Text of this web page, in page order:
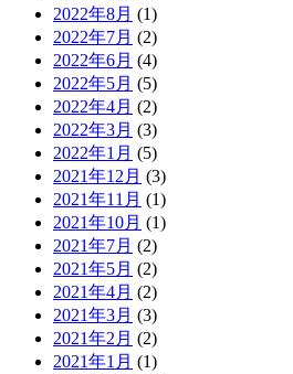
2022年8月 (1)
2022年7月 (2)
2022年6月 (4)
2022年5月 (5)
2022年4月 (2)
2022年3月 (3)
2022年1月 (5)
2021年12月 (3)
2021年11月 (1)
2021年10月 (1)
2021年7月 (2)
2021年5月 (2)
2021年4月 (2)
2021年3月 (3)
2021年2月 (2)
2021年1月 (1)